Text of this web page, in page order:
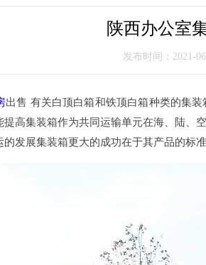
陕西办公室
发布时间：2021-
出售 有关白顶白箱和铁顶白箱种类的集
高集装箱作为共同运输单元在海、陆、
发展集装箱更大的成功在于其产品的标